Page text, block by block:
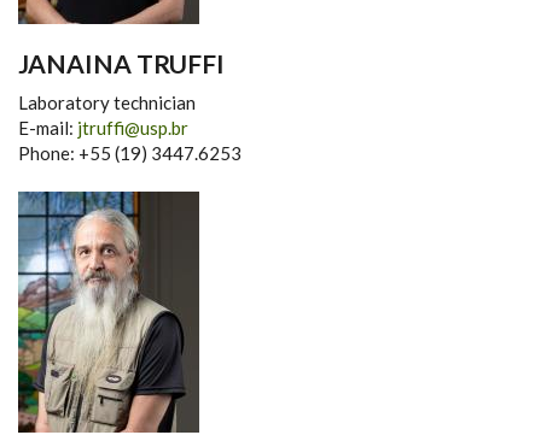
JANAINA TRUFFI
Laboratory technician
E-mail: jtruffi@usp.br
Phone: +55 (19) 3447.6253